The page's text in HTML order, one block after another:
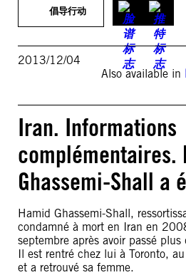
倡导行动
2013/12/04
Also available in
Iran. Informations
complémentaires.
Ghassemi-Shall a
Hamid Ghassemi-Shall,
condamné à mort en Iran en
septembre après avoir passé
Il est rentré chez lui à Toronto,
et a retrouvé sa femme.